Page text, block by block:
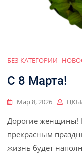
БЕЗ КАТЕГОРИИ
С 8 Марта!
Мар 8, 2026
Дорогие женщины!
прекрасным
жизнь будет